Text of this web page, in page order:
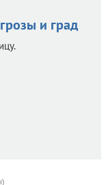
и град